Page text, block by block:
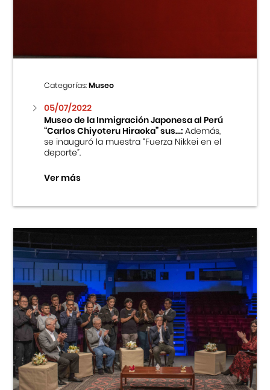
Cursos
Museo de la Inmigración Japonesa
Fondo Editorial
Teatro Peruano Japonés
Categorías:Museo
05/07/2022
Museo de la Inmigración Japonesa al Perú
“Carlos Chiyoteru Hiraoka” sus...:Además,
se inauguró la muestra “Fuerza Nikkei en el
deporte”.
Ver más